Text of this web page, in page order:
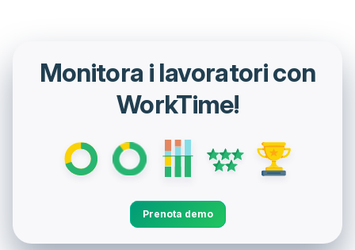
Monitora i lavoratori con
WorkTime!
Prenota demo